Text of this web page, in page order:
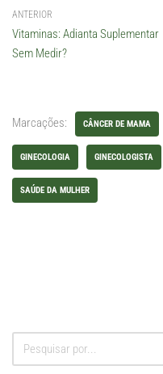
ANTERIOR
Vitaminas: Adianta Suplementar
Sem Medir?
Marcações: CÂNCER DE MAMA
GINECOLOGIA GINECOLOGISTA
SAÚDE DA MULHER